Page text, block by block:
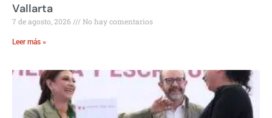
Vallarta
7 de agosto, 2026 No hay comentarios
Leer más »